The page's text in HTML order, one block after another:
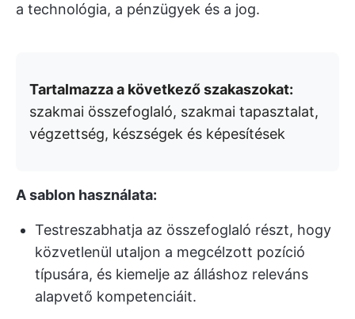
a technológia, a pénzügyek és a jog.
Tartalmazza a következő szakaszokat:
szakmai összefoglaló, szakmai tapasztalat,
végzettség, készségek és képesítések
A sablon használata:
Testreszabhatja az összefoglaló részt, hogy
közvetlenül utaljon a megcélzott pozíció
típusára, és kiemelje az álláshoz releváns
alapvető kompetenciáit.